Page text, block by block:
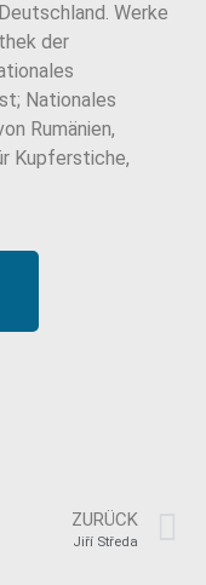
Werke
der
Nationales
Rumänien,
Kupferstiche,
ZURÜCK
Jiří Středa